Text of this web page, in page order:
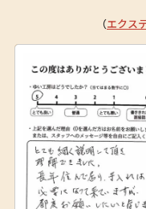
（エクス